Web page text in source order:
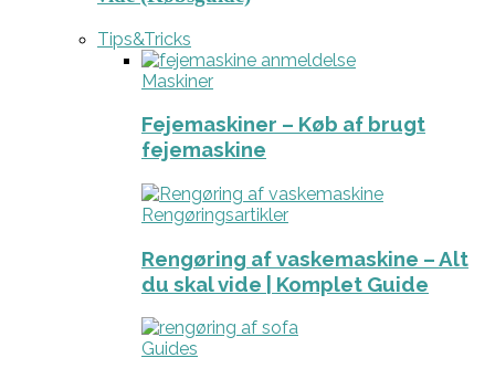
Tips&Tricks
Maskiner
Fejemaskiner – Køb af brugt
fejemaskine
Rengøringsartikler
Rengøring af vaskemaskine – Alt
du skal vide | Komplet Guide
Guides